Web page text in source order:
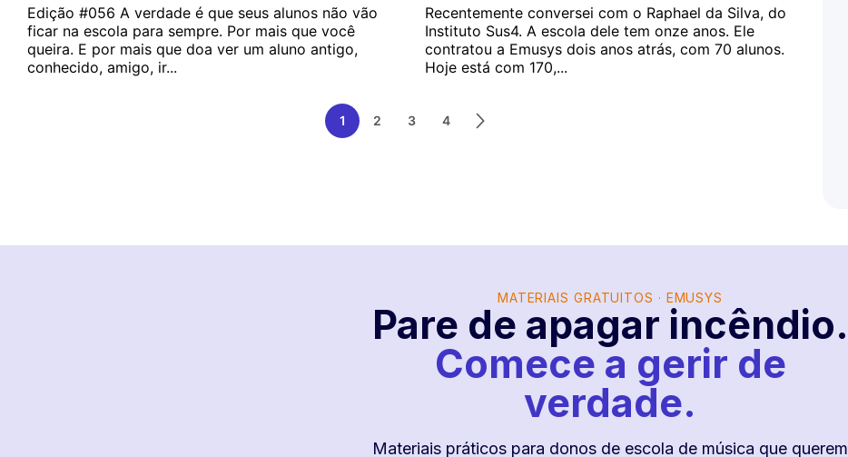
Edição #056 A verdade é que seus alunos não vão
ficar na escola para sempre. Por mais que você
queira. E por mais que doa ver um aluno antigo,
conhecido, amigo, ir...
Recentemente conversei com o Raphael da Silva, do
Instituto Sus4. A escola dele tem onze anos. Ele
contratou a Emusys dois anos atrás, com 70 alunos.
Hoje está com 170,...
1 2 3 4
MATERIAIS GRATUITOS · EMUSYS
Pare de apagar incêndio.
Comece a gerir de
verdade.
Materiais práticos para donos de escola de música que querem